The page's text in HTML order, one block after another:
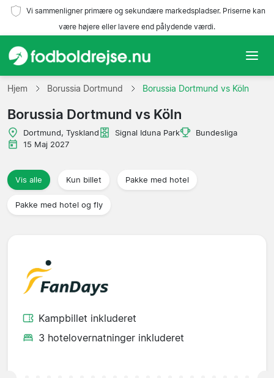
Vi sammenligner primære og sekundære markedspladser. Priserne kan
være højere eller lavere end pålydende værdi.
Hjem
Hold
Ligaer
Rejsebureauer
Hjem Borussia Dortmund Borussia Dortmund vs Köln
Borussia Dortmund vs Köln
Dortmund, Tyskland Signal Iduna Park
Bundesliga
15 Maj 2027
Vis alle Kun billet Pakke med hotel
Pakke med hotel og fly
Kampbillet inkluderet
3 hotelovernatninger inkluderet